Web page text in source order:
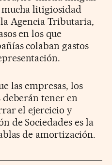
litigiosidad
Agencia Tributaria,
en los que
colaban gastos
las empresas, los
deberán tener en
el ejercicio y
de Sociedades es la
de amortización.